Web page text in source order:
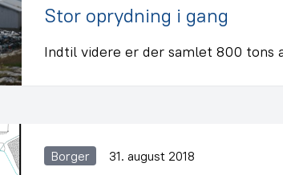
Stor oprydning i gang
Indtil videre er der samlet 800 tons
Borger 31. august 2018